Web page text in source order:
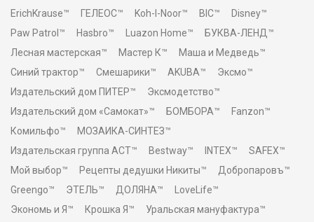
ErichKrause™
ГЕЛЕОС™ Koh-I-Noor™ BIC™
Disney™
Paw Patrol™
Hasbro™ Luazon Home™
БУКВА-ЛЕНД™
Лесная мастерская™
Мастер К™
Маша и Медведь™
Синий трактор™
Смешарики™ AKUBA™
Эксмо™
Издательский дом ПИТЕР™
Эксмодетство™
Издательский дом «Самокат»™
БОМБОРА™
Fanzon™
Комильфо™
МОЗАИКА-СИНТЕЗ™
Издательская группа АСТ™
Bestway™ INTEX™
SAFEX™
Мой выбор™
Рецепты дедушки Никиты™
Добропаровъ™
Greengo™
ЭТЕЛЬ™ ДОЛЯНА™
LoveLife™
Экономь и Я™
Крошка Я™
Уральская мануфактура™